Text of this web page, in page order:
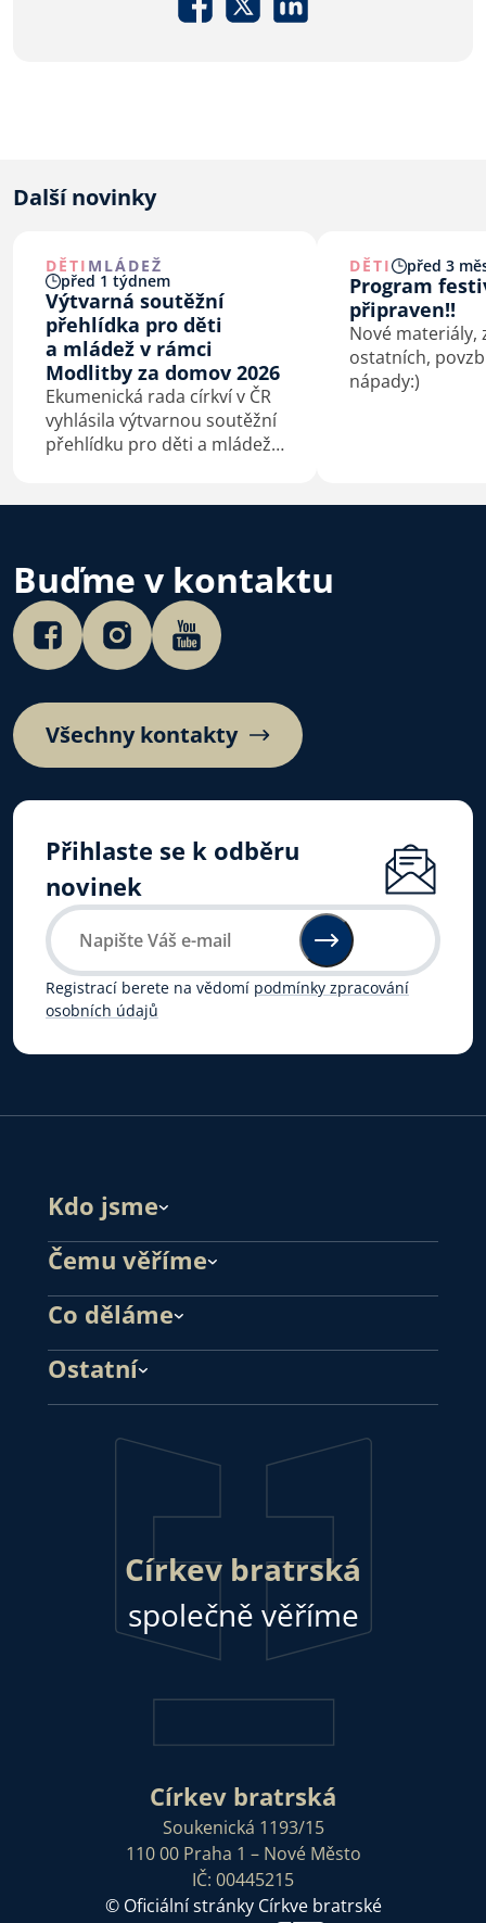
Další novinky
DĚTI MLÁDEŽ
před 1 týdnem
Výtvarná soutěžní
přehlídka pro děti
a mládež v rámci
Modlitby za domov 2026
Ekumenická rada církví v ČR
vyhlásila výtvarnou soutěžní
přehlídku pro děti a mládež
DĚTI před 3
Program
připraven!!
Nové materiály,
ostatních,
nápady:)
Buďme v kontaktu
Všechny kontakty
Přihlaste se k odběru
novinek
Registrací berete na vědomí podmínky zpracování
osobních údajů
Kdo jsme
Čemu věříme
Co děláme
Ostatní
Církev bratrská
společně věříme
Církev bratrská
Soukenická 1193/15
110 00 Praha 1 – Nové Město
IČ: 00445215
© Oficiální stránky Církve bratrské